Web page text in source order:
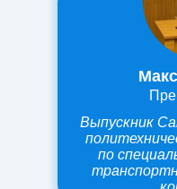
Выпускник
по